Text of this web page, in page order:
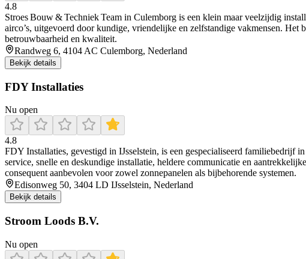
4.8
Stroes Bouw & Techniek Team in Culemborg is een klein maar veelzijdig
airco’s, uitgevoerd door kundige, vriendelijke en zelfstandige vakmensen.
betrouwbaarheid en kwaliteit.
Randweg 6, 4104 AC Culemborg, Nederland
Bekijk details
FDY Installaties
Nu open
4.8
FDY Installaties, gevestigd in IJsselstein, is een gespecialiseerd familiebedrijf
service, snelle en deskundige installatie, heldere communicatie en
consequent aanbevolen voor zowel zonnepanelen als bijbehorende systemen.
Edisonweg 50, 3404 LD IJsselstein, Nederland
Bekijk details
Stroom Loods B.V.
Nu open